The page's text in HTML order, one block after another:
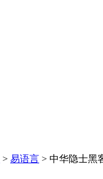
> 易语言 > 中华隐士黑